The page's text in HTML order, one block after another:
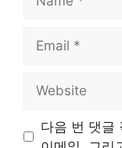
다음 번 댓글